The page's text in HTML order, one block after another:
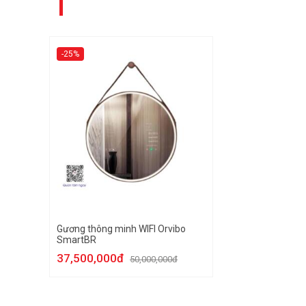
-25%
Gương thông minh WIFI Orvibo
SmartBR
37,500,000đ 50,000,000đ